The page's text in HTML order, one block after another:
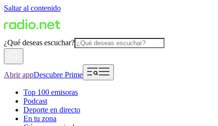
Saltar al contenido
¿Qué deseas escuchar?
Abrir appDescubre Prime
Top 100 emisoras
Podcast
Deporte en directo
En tu zona